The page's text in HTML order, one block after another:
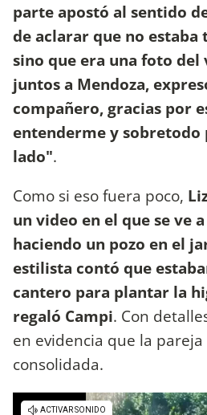
parte apostó al sentido
de aclarar que no
sino que era una foto
juntos a Mendoza,
compañero, gracias por
entenderme y sobretodo
lado".
Como si eso fuera poco,
un video en el que se ve
haciendo un pozo en el
estilista contó que
cantero para plantar la
regaló Campi. Con
en evidencia que la
consolidada.